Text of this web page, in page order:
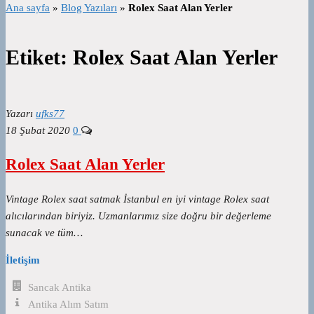
Ana sayfa » Blog Yazıları » Rolex Saat Alan Yerler
Etiket: Rolex Saat Alan Yerler
Yazarı ufks77
18 Şubat 2020 0
Rolex Saat Alan Yerler
Vintage Rolex saat satmak İstanbul en iyi vintage Rolex saat
alıcılarından biriyiz. Uzmanlarımız size doğru bir değerleme
sunacak ve tüm…
İletişim
Sancak Antika
Antika Alım Satım